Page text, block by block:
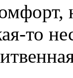
то